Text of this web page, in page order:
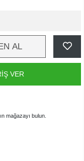
AL
VER
mağazayı bulun.